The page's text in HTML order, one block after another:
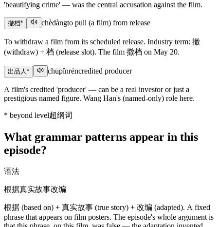
'beautifying crime' — was the central accusation against the film.
撤档* chèdàngto pull (a film) from release
To withdraw a film from its scheduled release. Industry term: 撤
(withdraw) + 档 (release slot). The film 撤档 on May 20.
出品人* chūpǐnréncredited producer
A film's credited 'producer' — can be a real investor or just a
prestigious named figure. Wang Han's (named-only) role here.
* beyond level超纲词
What grammar patterns appear in this
episode?
语法
根据真实故事改编
根据 (based on) + 真实故事 (true story) + 改编 (adapted). A fixed
phrase that appears on film posters. The episode's whole argument is